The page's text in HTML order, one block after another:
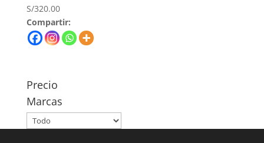
S/320.00
Compartir:
Precio
Marcas